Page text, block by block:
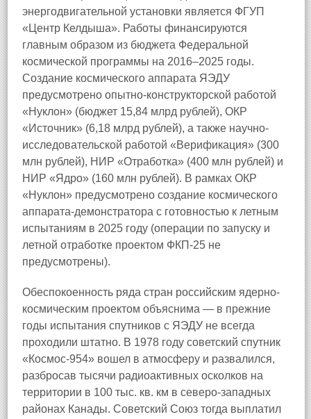
энергодвигательной установки является ФГУП
«Центр Келдыша». Работы финансируются
главным образом из бюджета Федеральной
космической программы на 2016–2025 годы.
Создание космического аппарата ЯЭДУ
предусмотрено опытно-конструкторской работой
«Нуклон» (бюджет 15,84 млрд рублей), ОКР
«Источник» (6,18 млрд рублей), а также научно-
исследовательской работой «Верификация» (300
млн рублей), НИР «Отработка» (400 млн рублей) и
НИР «Ядро» (160 млн рублей). В рамках ОКР
«Нуклон» предусмотрено создание космического
аппарата-демонстратора с готовностью к летным
испытаниям в 2025 году (операции по запуску и
летной отработке проектом ФКП-25 не
предусмотрены).
Обеспокоенность ряда стран российским ядерно-
космическим проектом объяснима — в прежние
годы испытания спутников с ЯЭДУ не всегда
проходили штатно. В 1978 году советский спутник
«Космос-954» вошел в атмосферу и развалился,
разбросав тысячи радиоактивных осколков на
территории в 100 тыс. кв. км в северо-западных
районах Канады. Советский Союз тогда выплатил